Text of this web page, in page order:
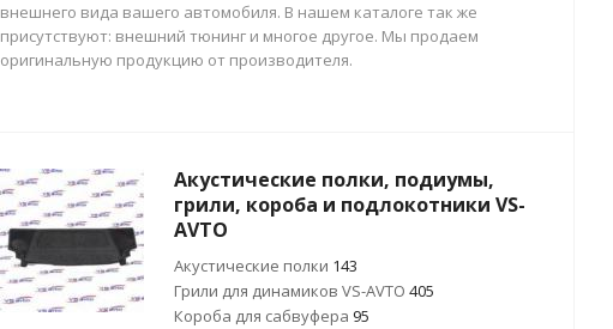
внешнего вида вашего автомобиля. В нашем каталоге так же
присутствуют: внешний тюнинг и многое другое. Мы продаем
оригинальную продукцию от производителя.
Акустические полки, подиумы,
грили, короба и подлокотники VS-
AVTO
Акустические полки 143
Грили для динамиков VS-AVTO 405
Короба для сабвуфера 95